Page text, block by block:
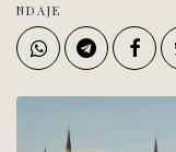
NDAJE